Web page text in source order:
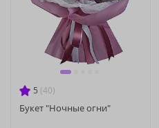
5 (40)
Букет "Ночные огни"